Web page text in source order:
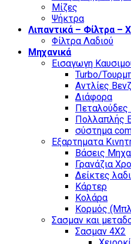
Μίζες
Ψήκτρα
Λιπαντικά – Φίλτρα –
Φίλτρα Λαδιού
Μηχανικά
Εισαγωγη
Turbo/
Αντλίες
Διάφορα
Πεταλούδες
Πολλαπλής
σύστημα
Εξαρτηματα
Βάσεις
Γρανάζια
Δείκτες
Κάρτερ
Κολάρα
Κορμός
Σασμαν και
Σασμαν 4Χ2